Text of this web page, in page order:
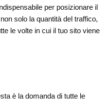
per posizionare il
solo la quantità del traffico,
le volte in cui il tuo sito viene
è la domanda di tutte le